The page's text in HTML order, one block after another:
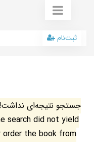
ثبت‌نام
جستجو نتیجه‌ای نداشت!
order the book from